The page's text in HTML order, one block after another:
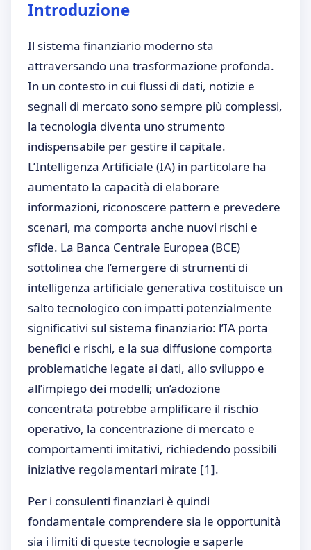
Introduzione
Il sistema finanziario moderno sta
attraversando una trasformazione profonda.
In un contesto in cui flussi di dati, notizie e
segnali di mercato sono sempre più complessi,
la tecnologia diventa uno strumento
indispensabile per gestire il capitale.
L’Intelligenza Artificiale (IA) in particolare ha
aumentato la capacità di elaborare
informazioni, riconoscere pattern e prevedere
scenari, ma comporta anche nuovi rischi e
sfide. La Banca Centrale Europea (BCE)
sottolinea che l’emergere di strumenti di
intelligenza artificiale generativa costituisce un
salto tecnologico con impatti potenzialmente
significativi sul sistema finanziario: l’IA porta
benefici e rischi, e la sua diffusione comporta
problematiche legate ai dati, allo sviluppo e
all’impiego dei modelli; un’adozione
concentrata potrebbe amplificare il rischio
operativo, la concentrazione di mercato e
comportamenti imitativi, richiedendo possibili
iniziative regolamentari mirate [1].
Per i consulenti finanziari è quindi
fondamentale comprendere sia le opportunità
sia i limiti di queste tecnologie e saperle